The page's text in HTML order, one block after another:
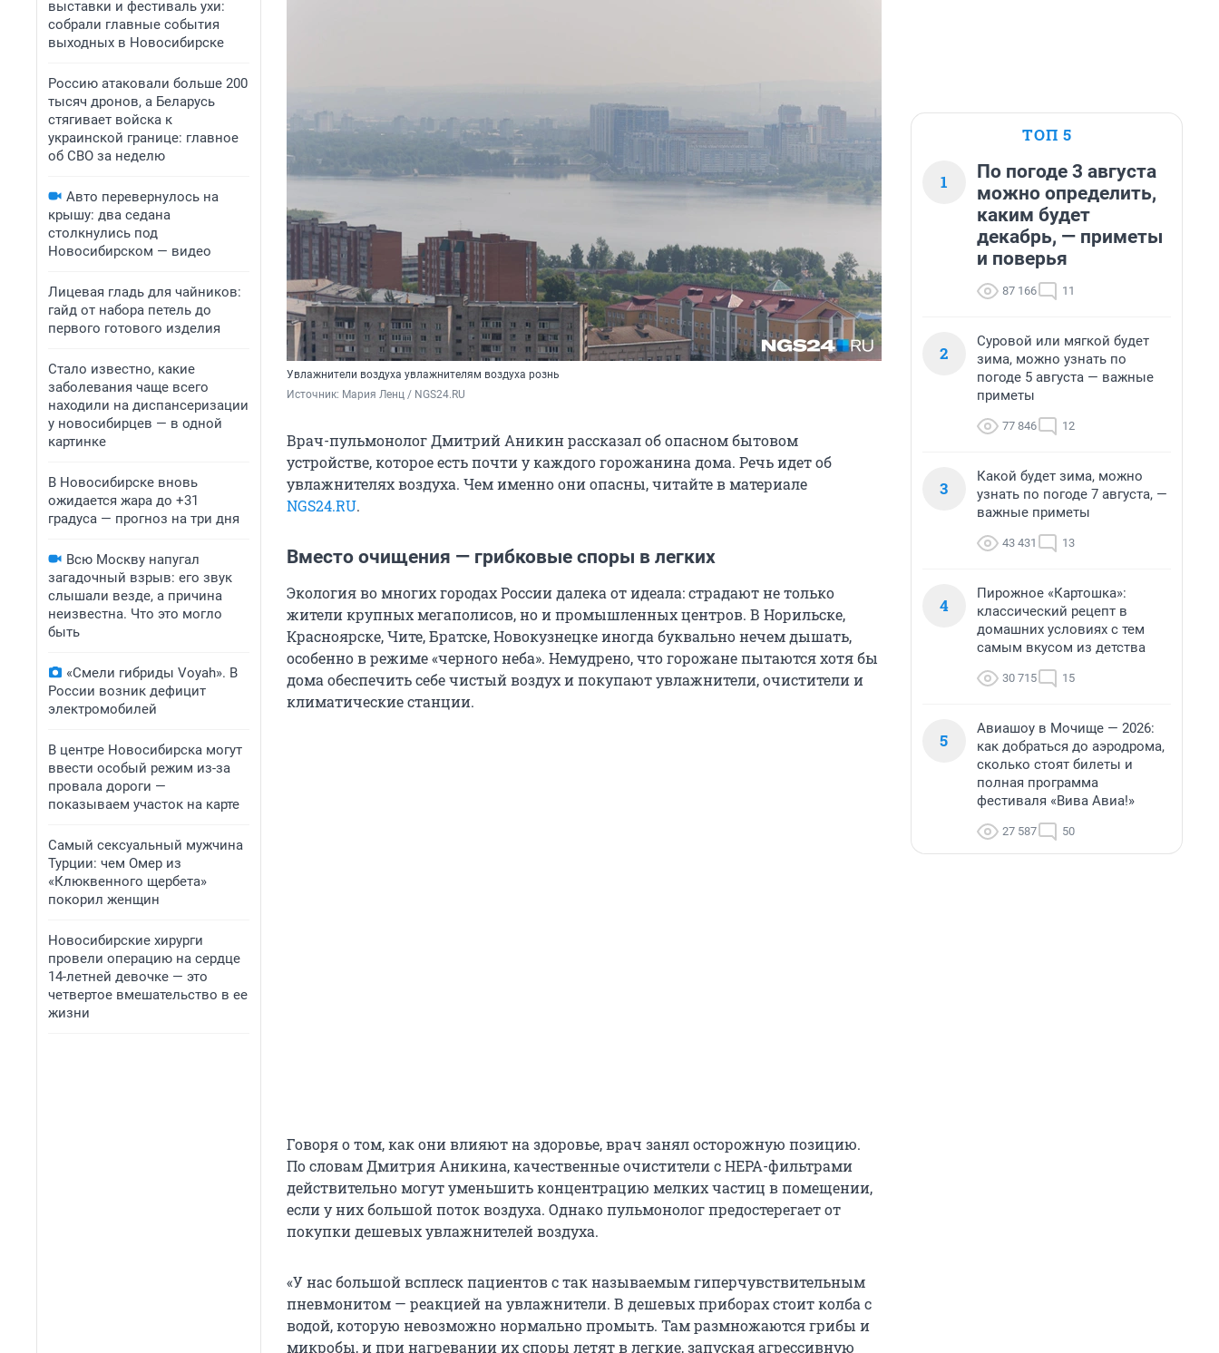
выставки и фестиваль ухи:
собрали главные события
выходных в Новосибирске
Россию атаковали больше 200
тысяч дронов, а Беларусь
стягивает войска к
украинской границе: главное
об СВО за неделю
Авто перевернулось на
крышу: два седана
столкнулись под
Новосибирском — видео
Лицевая гладь для чайников:
гайд от набора петель до
первого готового изделия
Стало известно, какие
заболевания чаще всего
находили на диспансеризации
у новосибирцев — в одной
картинке
В Новосибирске вновь
ожидается жара до +31
градуса — прогноз на три дня
Всю Москву напугал
загадочный взрыв: его звук
слышали везде, а причина
неизвестна. Что это могло
быть
«Смели гибриды Voyah». В
России возник дефицит
электромобилей
В центре Новосибирска могут
ввести особый режим из-за
провала дороги —
показываем участок на карте
Самый сексуальный мужчина
Турции: чем Омер из
«Клюквенного щербета»
покорил женщин
Новосибирские хирурги
провели операцию на сердце
14-летней девочке — это
четвертое вмешательство в ее
жизни
Увлажнители воздуха увлажнителям воздуха рознь
Источник: Мария Ленц / NGS24.RU
Врач-пульмонолог Дмитрий Аникин рассказал об опасном бытовом
устройстве, которое есть почти у каждого горожанина дома. Речь идет об
увлажнителях воздуха. Чем именно они опасны, читайте в материале
NGS24.RU.
Вместо очищения — грибковые споры в легких
Экология во многих городах России далека от идеала: страдают не только
жители крупных мегаполисов, но и промышленных центров. В Норильске,
Красноярске, Чите, Братске, Новокузнецке иногда буквально нечем дышать,
особенно в режиме «черного неба». Немудрено, что горожане пытаются хотя бы
дома обеспечить себе чистый воздух и покупают увлажнители, очистители и
климатические станции.
Говоря о том, как они влияют на здоровье, врач занял осторожную позицию.
По словам Дмитрия Аникина, качественные очистители с HEPA-фильтрами
действительно могут уменьшить концентрацию мелких частиц в помещении,
если у них большой поток воздуха. Однако пульмонолог предостерегает от
покупки дешевых увлажнителей воздуха.
«У нас большой всплеск пациентов с так называемым гиперчувствительным
пневмонитом — реакцией на увлажнители. В дешевых приборах стоит колба с
водой, которую невозможно нормально промыть. Там размножаются грибы и
микробы, и при нагревании их споры летят в легкие, запуская агрессивную
ТОП 5
1
По погоде 3 августа
можно определить,
каким будет
декабрь, — приметы
и поверья
87 166 11
2
Суровой или мягкой будет
зима, можно узнать по
погоде 5 августа — важные
приметы
77 846 12
3
Какой будет зима, можно
узнать по погоде 7 августа, —
важные приметы
43 431 13
4
Пирожное «Картошка»:
классический рецепт в
домашних условиях с тем
самым вкусом из детства
30 715 15
5
Авиашоу в Мочище — 2026:
как добраться до аэродрома,
сколько стоят билеты и
полная программа
фестиваля «Вива Авиа!»
27 587 50